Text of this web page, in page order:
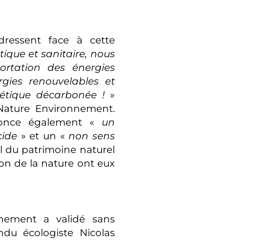
face à cette
et sanitaire, nous
des énergies
renouvelables et
décarbonée !»
Environnement.
également « un
» et un « non sens
du patrimoine naturel
de la nature ont eux
a validé sans
écologiste Nicolas